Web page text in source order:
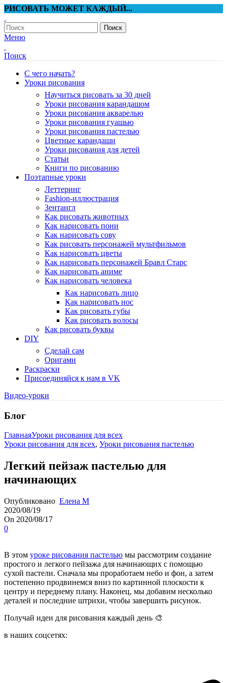
РИСОВАТЬ МОЖЕТ КАЖДЫЙ...
Поиск
Меню
Поиск
С чего начать?
Уроки рисования
Научиться рисовать за 30 дней
Уроки рисования карандашом
Уроки рисования акварелью
Уроки рисования гуашью
Уроки рисования пастелью
Цветные карандаши
Уроки рисования для детей
Статьи
Книги по рисованию
Поэтапные уроки
Леттеринг
Fashion-иллюстрация
Зентангл
Как рисовать животных
Как нарисовать пони
Как нарисовать сову
Как рисовать персонажей мультфильмов
Как нарисовать цветы
Как нарисовать персонажей Бравл Старс
Как нарисовать аниме
Как нарисовать человека
Как нарисовать лицо
Как нарисовать нос
Как рисовать губы
Как рисовать волосы
Как рисовать буквы
DIY
Сделай сам
Оригами
Раскраски
Присоединяйся к нам в VK
Видео-уроки
Блог
ГлавнаяУроки рисования для всех
Уроки рисования для всех, Уроки рисования пастелью
Легкий пейзаж пастелью для
начинающих
Опубликовано Елена М
2020/08/19
On 2020/08/17
0
В этом уроке рисования пастелью мы рассмотрим создание
простого и легкого пейзажа для начинающих с помощью
сухой пастели. Сначала мы проработаем небо и фон, а затем
постепенно продвинемся вниз по картинной плоскости к
центру и переднему плану. Наконец, мы добавим несколько
деталей и последние штрихи, чтобы завершить рисунок.
Получай идеи для рисования каждый день 🎨
в наших соцсетях: